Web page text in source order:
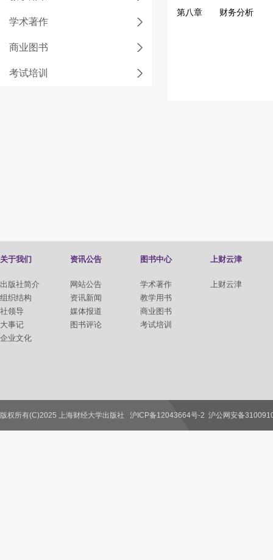
学术著作
商业图书
考试培训
第八章 财务分析
关于我们
出版社简介
组织结构
社领导
大事记
企业文化
资讯公告
网站公告
资讯新闻
媒体报道
图书评论
图书中心
学术著作
教学用书
商业图书
考试培训
上财云津
上财云津
联系我们
版权所有(C)2025 上海财经大学出版社 沪ICP备12043664号-2 沪公网安备